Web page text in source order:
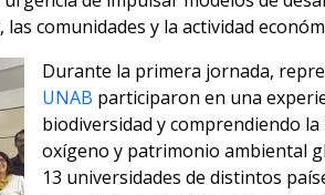
comunidades y la actividad
Durante la primera jornada,
UNAB participaron en una
biodiversidad y comprendiendo
oxígeno y patrimonio ambiental
13 universidades de distintos